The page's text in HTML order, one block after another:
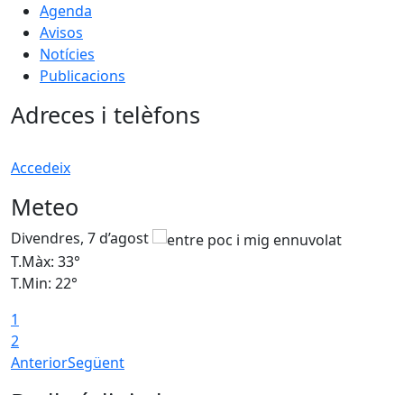
Agenda
Avisos
Notícies
Publicacions
Adreces i telèfons
Accedeix
Meteo
Divendres, 7 d’agost
T.Màx: 33°
T.Min: 22°
1
2
AnteriorSegüent